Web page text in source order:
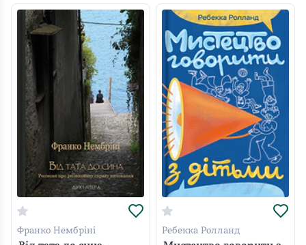
Франко Нембріні Ребекка Ролланд